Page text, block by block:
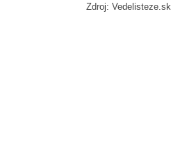
Zdroj: Vedelisteze.sk